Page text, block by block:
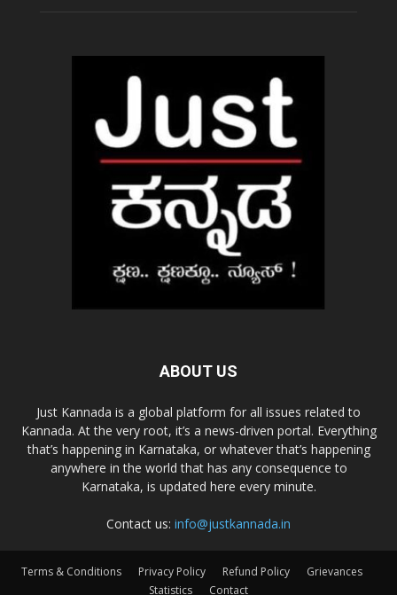
ABOUT US
Just Kannada is a global platform for all issues related to
Kannada. At the very root, it’s a news-driven portal. Everything
that’s happening in Karnataka, or whatever that’s happening
anywhere in the world that has any consequence to
Karnataka, is updated here every minute.
Contact us: info@justkannada.in
Terms & Conditions Privacy Policy Refund Policy
Grievances
Statistics
Contact